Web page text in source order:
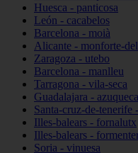
Huesca - panticosa
León - cacabelos
Barcelona - moià
Alicante - monforte-
Zaragoza - utebo
Barcelona - manlleu
Tarragona - vila-seca
Guadalajara -
Santa-cruz-de-tenerife
Illes-balears - fornalutx
Illes-balears -
Soria - vinuesa